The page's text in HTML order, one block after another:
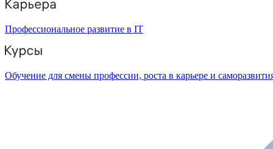
Профессиональное развитие в IT
Обучение для смены профессии, роста в карьере и